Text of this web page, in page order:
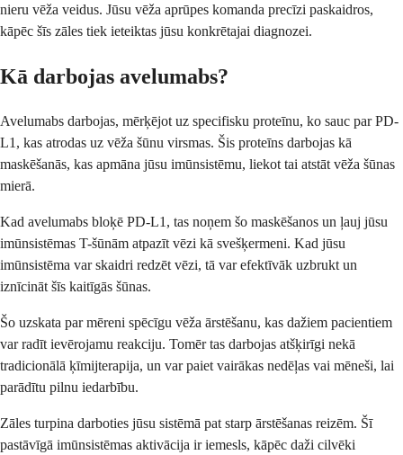
nieru vēža veidus. Jūsu vēža aprūpes komanda precīzi paskaidros,
kāpēc šīs zāles tiek ieteiktas jūsu konkrētajai diagnozei.
Kā darbojas avelumabs?
Avelumabs darbojas, mērķējot uz specifisku proteīnu, ko sauc par PD-
L1, kas atrodas uz vēža šūnu virsmas. Šis proteīns darbojas kā
maskēšanās, kas apmāna jūsu imūnsistēmu, liekot tai atstāt vēža šūnas
mierā.
Kad avelumabs bloķē PD-L1, tas noņem šo maskēšanos un ļauj jūsu
imūnsistēmas T-šūnām atpazīt vēzi kā svešķermeni. Kad jūsu
imūnsistēma var skaidri redzēt vēzi, tā var efektīvāk uzbrukt un
iznīcināt šīs kaitīgās šūnas.
Šo uzskata par mēreni spēcīgu vēža ārstēšanu, kas dažiem pacientiem
var radīt ievērojamu reakciju. Tomēr tas darbojas atšķirīgi nekā
tradicionālā ķīmijterapija, un var paiet vairākas nedēļas vai mēneši, lai
parādītu pilnu iedarbību.
Zāles turpina darboties jūsu sistēmā pat starp ārstēšanas reizēm. Šī
pastāvīgā imūnsistēmas aktivācija ir iemesls, kāpēc daži cilvēki